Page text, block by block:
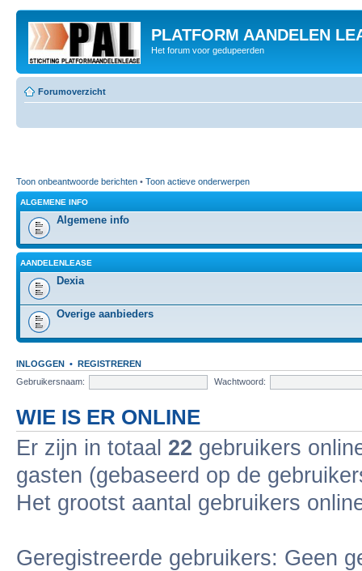
PLATFORM AANDELEN
Het forum voor gedupeerden
Forumoverzicht
Toon onbeantwoorde berichten • Toon actieve onderwerpen
ALGEMENE INFO
Algemene info
AANDELENLEASE
Dexia
Overige aanbieders
INLOGGEN • REGISTREREN
Gebruikersnaam:
Wachtwoord:
WIE IS ER ONLINE
Er zijn in totaal 22 gebruikers
gasten (gebaseerd op de
Het grootst aantal gebruikers
Geregistreerde gebruikers: Geen